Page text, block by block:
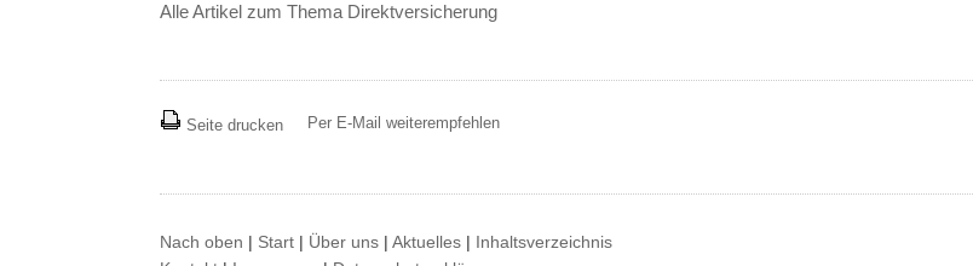
Alle Artikel zum Thema Direktversicherung
Seite drucken Per E-Mail weiterempfehlen
Nach oben | Start | Über uns | Aktuelles | Inhaltsverzeichnis